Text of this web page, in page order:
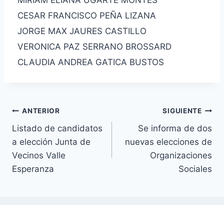
CESAR FRANCISCO PEÑA LIZANA
JORGE MAX JAURES CASTILLO
VERONICA PAZ SERRANO BROSSARD
CLAUDIA ANDREA GATICA BUSTOS
ANTERIOR
Listado de candidatos
a elección Junta de
Vecinos Valle
Esperanza
SIGUIENTE
Se informa de dos
nuevas elecciones de
Organizaciones
Sociales